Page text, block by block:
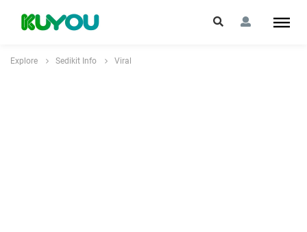
Explore Sedikit Info Viral